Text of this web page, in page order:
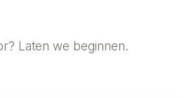
Laten we beginnen.